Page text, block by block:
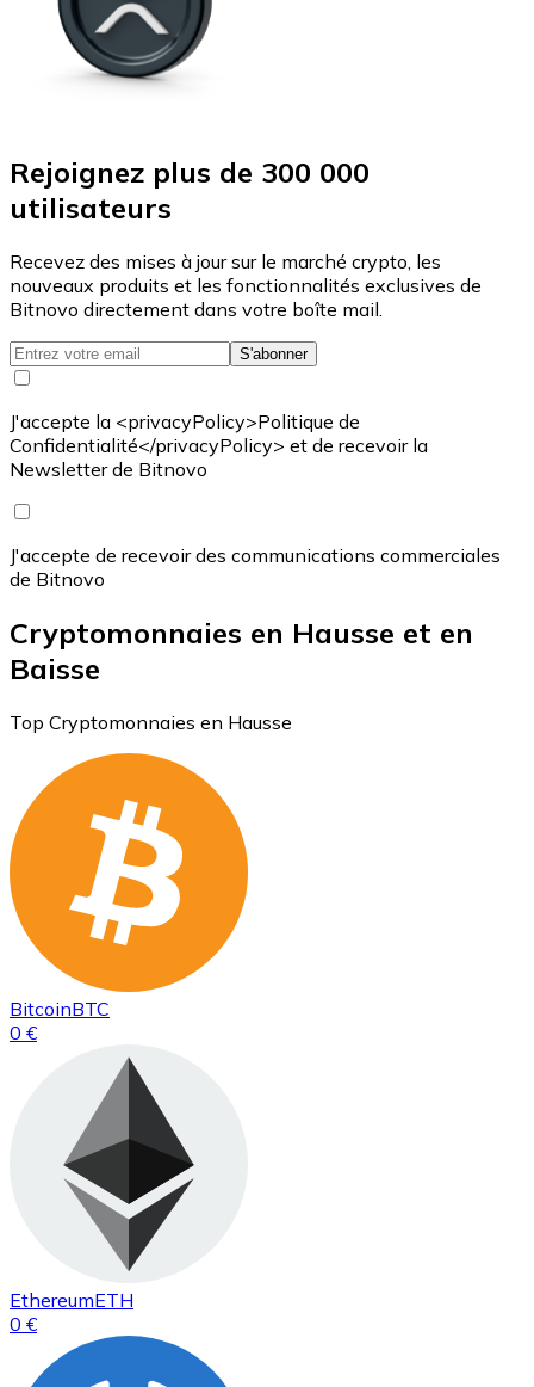
Rejoignez plus de 300 000
utilisateurs
Recevez des mises à jour sur le marché crypto, les
nouveaux produits et les fonctionnalités exclusives de
Bitnovo directement dans votre boîte mail.
S'abonner
J'accepte la <privacyPolicy>Politique de
Confidentialité</privacyPolicy> et de recevoir la
Newsletter de Bitnovo
J'accepte de recevoir des communications commerciales
de Bitnovo
Cryptomonnaies en Hausse et en
Baisse
Top Cryptomonnaies en Hausse
BitcoinBTC
0 €
EthereumETH
0 €